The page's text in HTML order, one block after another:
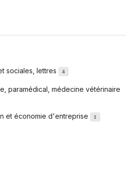
sociales, lettres 4
paramédical, médecine vétérinaire
et économie d'entreprise 2